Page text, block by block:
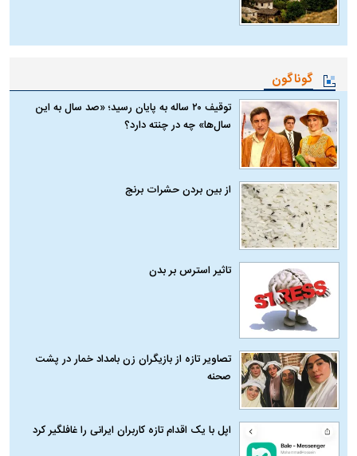
گوناگون
توقیف ۲۰ ساله به پایان رسید؛ «صد سال به این
سال‌ها» چه در چنته دارد؟
از بین بردن حشرات برنج
تاثیر استرس بر بدن
تصاویر تازه از بازیگران زن بامداد خمار در پشت
صحنه
اپل با یک اقدام تازه کاربران ایرانی را غافلگیر کرد